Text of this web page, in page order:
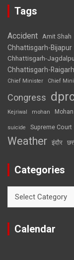
Tags
Accident Amit Shah
Chhattisgarh-Bijapur
Chhattisgarh-
Chhattisgarh-Raigarh
Chief Minister
Chief
Congress
Kejriwal mohan
suicide Supreme Court
Weather इंदौर
Categories
Calendar